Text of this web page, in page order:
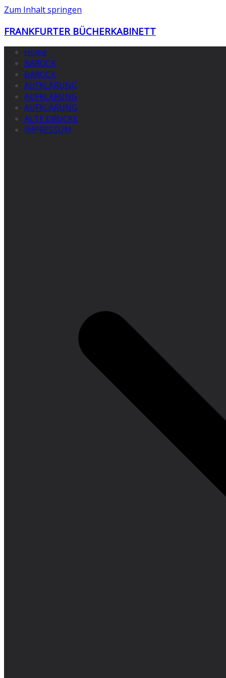
Zum Inhalt springen
FRANKFURTER BÜCHERKABINETT
Home
BAROCK
BAROCK
AUFKLÄRUNG
AUFKLÄRUNG
AUFKLÄRUNG
ALTE DRUCKE
IMPRESSUM